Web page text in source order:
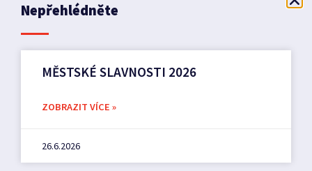
542 42 Pilníkov
Nepřehlédněte
MĚSTSKÉ SLAVNOSTI 2026
ZOBRAZIT VÍCE »
26.6.2026